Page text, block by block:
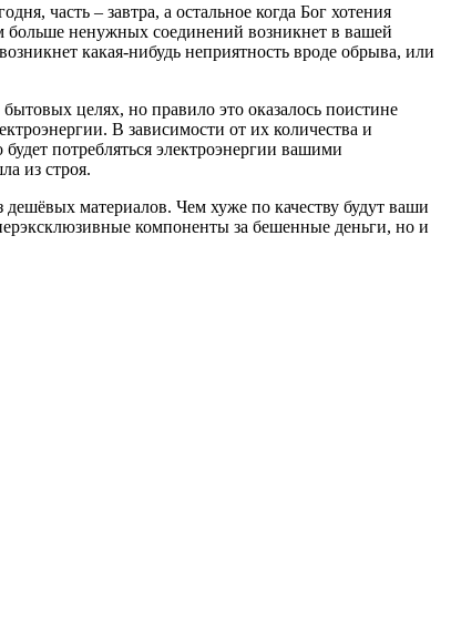
часть – завтра, а остальное когда Бог хотения
больше ненужных соединений возникнет в вашей
какая-нибудь неприятность вроде обрыва, или
целях, но правило это оказалось поистине
В зависимости от их количества и
потребляться электроэнергии вашими
из строя.
материалов. Чем хуже по качеству будут ваши
компоненты за бешенные деньги, но и